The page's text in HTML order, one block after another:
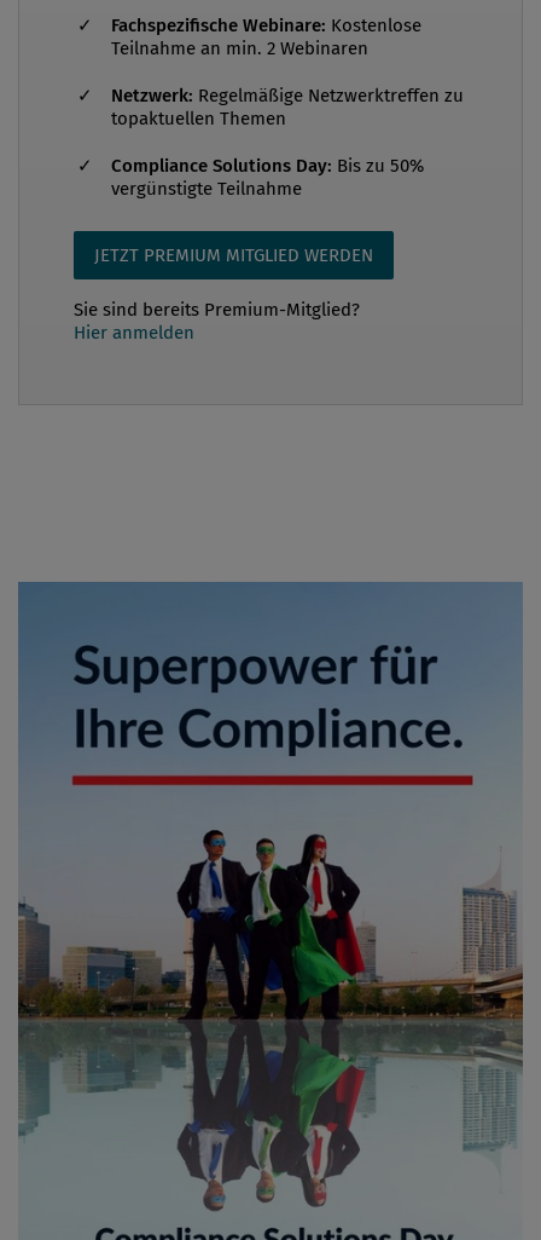
Nationalrat, ab 24. April 2003 war sie Mitglied der
niederösterreichischen Landesregierung und
zuständig für Soziales, Arbeit und Familie. 2008
wurde Mag.a Johanna Mikl-Leitner Stellvertreterin
Fachspezifische Webinare: Kostenlose
Teilnahme an min. 2 Webinaren
Netzwerk: Regelmäßige Netzwerktreffen zu
topaktuellen Themen
Compliance Solutions Day: Bis zu 50%
vergünstigte Teilnahme
JETZT PREMIUM MITGLIED WERDEN
Sie sind bereits Premium-Mitglied?
Hier anmelden